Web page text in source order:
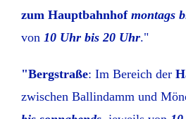
zum Hauptbahnhof montags
von 10 Uhr bis 20 Uhr."
"Bergstraße: Im Bereich der
zwischen Ballindamm und